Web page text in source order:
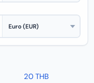
20 THB